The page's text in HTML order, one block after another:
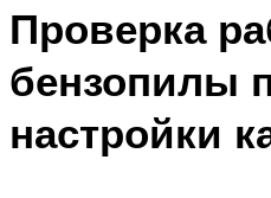
Проверка
бензопилы
настройки